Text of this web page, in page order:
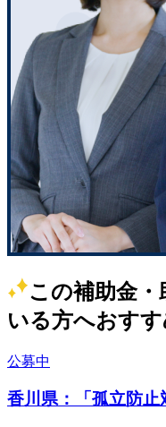
この補助金・
いる方へおす
公募中
香川県：「孤立防止